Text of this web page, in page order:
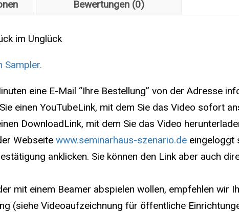
Februar
Unglück
|
Download
|
Sofort
Menge
Bewertungen (0)
im Unglück
Sampler.
eine E-Mail “Ihre Bestellung” von der Adresse
einen YouTubeLink, mit dem Sie das Video sofort
DownloadLink, mit dem Sie das Video
Webseite www.seminarhaus-szenario.de eingeloggt
anklicken. Sie können den Link aber auch
mit einem Beamer abspielen wollen, empfehlen wir
(siehe Videoaufzeichnung für öffentliche